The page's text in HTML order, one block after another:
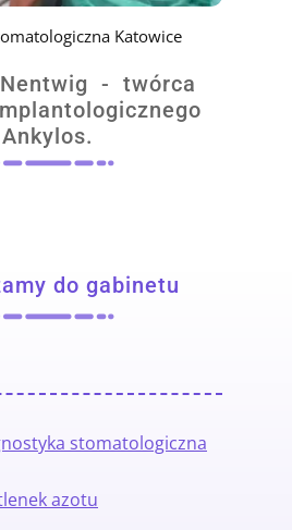
Katowice
- twórca
Ankylos.
do gabinetu
stomatologiczna
azotu